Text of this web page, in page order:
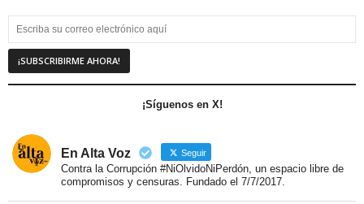
¡Síguenos en X!
En Alta Voz Seguir
Contra la Corrupción #NiOlvidoNiPerdón, un espacio libre de
compromisos y censuras. Fundado el 7/7/2017.